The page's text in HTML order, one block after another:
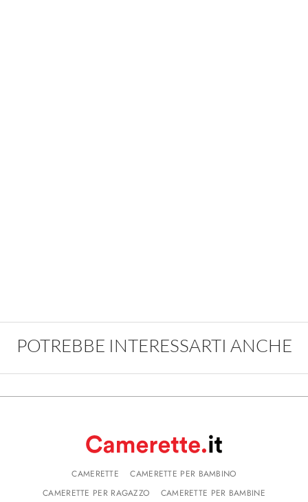
POTREBBE INTERESSARTI ANCHE
CAMERETTE
CAMERETTE PER BAMBINO
CAMERETTE PER RAGAZZO
CAMERETTE PER BAMBINE